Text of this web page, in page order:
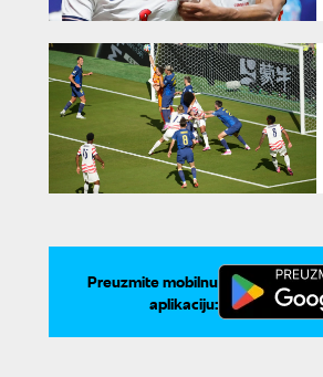
Preuzmite mobilnu
aplikaciju: